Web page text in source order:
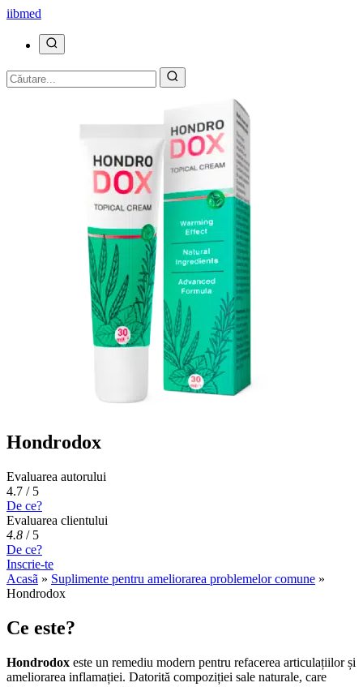
iibmed
Hondrodox
Evaluarea autorului
4.7 / 5
De ce?
Evaluarea clientului
4.8 / 5
De ce?
Inscrie-te
Acasã » Suplimente pentru ameliorarea problemelor comune »
Hondrodox
Ce este?
Hondrodox este un remediu modern pentru refacerea articulațiilor și
ameliorarea inflamației. Datorită compoziției sale naturale, care